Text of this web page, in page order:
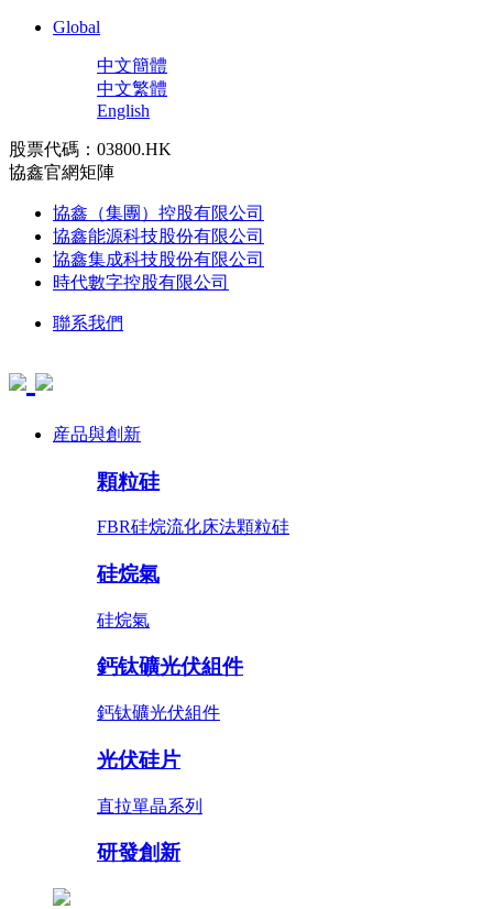
Global
中文簡體
中文繁體
English
股票代碼：03800.HK
協鑫官網矩陣
協鑫（集團）控股有限公司
協鑫能源科技股份有限公司
協鑫集成科技股份有限公司
時代數字控股有限公司
聯系我們
産品與創新
顆粒硅
FBR硅烷流化床法顆粒硅
硅烷氣
硅烷氣
鈣钛礦光伏組件
鈣钛礦光伏組件
光伏硅片
直拉單晶系列
研發創新